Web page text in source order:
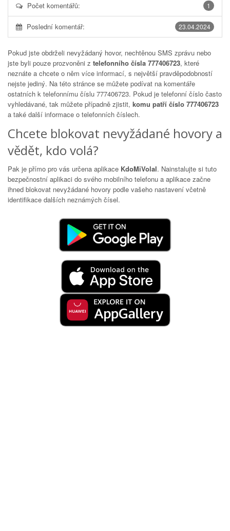
1
Počet komentářů:
23.04.2024
Poslední komentář:
Pokud jste obdrželi nevyžádaný hovor, nechtěnou SMS zprávu nebo
jste byli pouze prozvoněni z telefonního čísla 777406723, které
neznáte a chcete o něm více informací, s největší pravděpodobností
nejste jediný. Na této stránce se můžete podívat na komentáře
ostatních k telefonnímu číslu 777406723. Pokud je telefonní číslo často
vyhledávané, tak můžete případně zjistit, komu patří číslo 777406723
a také další informace o telefonních číslech.
Chcete blokovat nevyžádané hovory a
vědět, kdo volá?
Pak je přímo pro vás určena aplikace KdoMiVolal. Nainstalujte si tuto
bezpečnostní aplikaci do svého mobilního telefonu a aplikace začne
ihned blokovat nevyžádané hovory podle vašeho nastavení včetně
identifikace dalších neznámých čísel.